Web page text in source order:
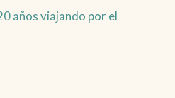
años viajando por el